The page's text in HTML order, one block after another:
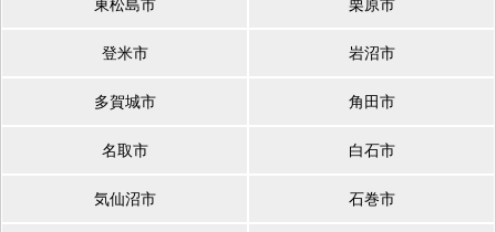
東松島市 栗原市
登米市 岩沼市
多賀城市 角田市
名取市 白石市
気仙沼市 石巻市